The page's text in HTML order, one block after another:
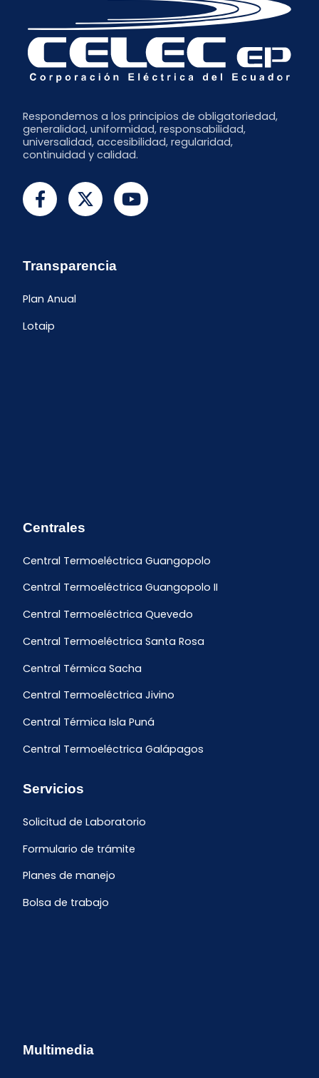
Respondemos a los principios de obligatoriedad,
generalidad, uniformidad, responsabilidad,
universalidad, accesibilidad, regularidad,
continuidad y calidad.
Transparencia
Plan Anual
Lotaip
Centrales
Central Termoeléctrica Guangopolo
Central Termoeléctrica Guangopolo II
Central Termoeléctrica Quevedo
Central Termoeléctrica Santa Rosa
Central Térmica Sacha
Central Termoeléctrica Jivino
Central Térmica Isla Puná
Central Termoeléctrica Galápagos
Servicios
Solicitud de Laboratorio
Formulario de trámite
Planes de manejo
Bolsa de trabajo
Multimedia